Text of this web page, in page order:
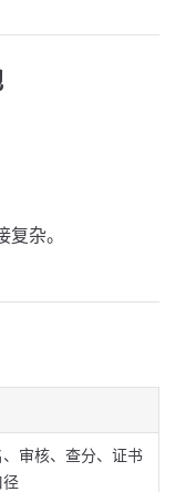
杂。
审核、查分、证书
径